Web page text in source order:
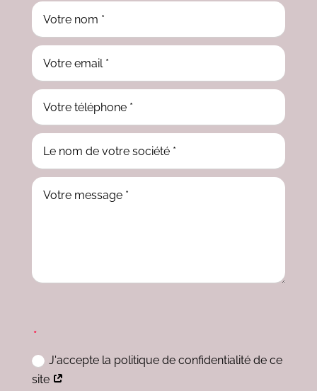
J'accepte la politique de confidentialité de ce
site